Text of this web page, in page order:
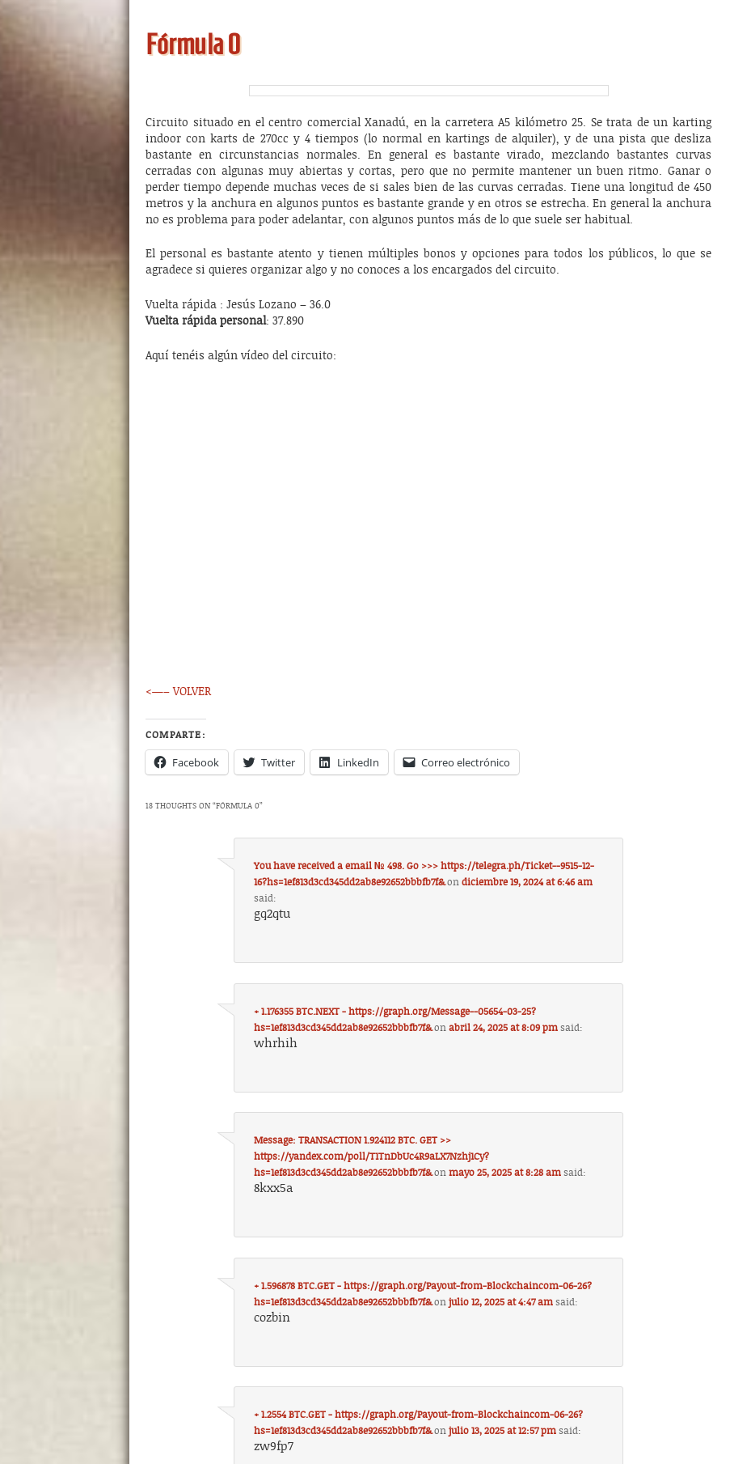
Fórmula 0
Circuito situado en el centro comercial Xanadú, en la carretera A5 kilómetro 25. Se trata de un karting
indoor con karts de 270cc y 4 tiempos (lo normal en kartings de alquiler), y de una pista que desliza
bastante en circunstancias normales. En general es bastante virado, mezclando bastantes curvas
cerradas con algunas muy abiertas y cortas, pero que no permite mantener un buen ritmo. Ganar o
perder tiempo depende muchas veces de si sales bien de las curvas cerradas. Tiene una longitud de 450
metros y la anchura en algunos puntos es bastante grande y en otros se estrecha. En general la anchura
no es problema para poder adelantar, con algunos puntos más de lo que suele ser habitual.
El personal es bastante atento y tienen múltiples bonos y opciones para todos los públicos, lo que se
agradece si quieres organizar algo y no conoces a los encargados del circuito.
Vuelta rápida : Jesús Lozano – 36.0
Vuelta rápida personal: 37.890
Aquí tenéis algún vídeo del circuito:
<—– VOLVER
COMPARTE:
Facebook Twitter LinkedIn Correo electrónico
18 THOUGHTS ON “FÓRMULA 0”
You have received a email № 498. Go >>> https://telegra.ph/Ticket--9515-12-
16?hs=1ef813d3cd345dd2ab8e92652bbbfb7f&ondiciembre 19, 2024 at 6:46 am
said:
gq2qtu
+ 1.176355 BTC.NEXT - https://graph.org/Message--05654-03-25?
hs=1ef813d3cd345dd2ab8e92652bbbfb7f&onabril 24, 2025 at 8:09 pm said:
whrhih
Message: TRANSACTION 1.924112 BTC. GET >>
https://yandex.com/poll/T1TnDbUc4R9aLX7Nzhj1Cy?
hs=1ef813d3cd345dd2ab8e92652bbbfb7f&onmayo 25, 2025 at 8:28 am said:
8kxx5a
+ 1.596878 BTC.GET - https://graph.org/Payout-from-Blockchaincom-06-26?
hs=1ef813d3cd345dd2ab8e92652bbbfb7f&onjulio 12, 2025 at 4:47 am said:
cozbin
+ 1.2554 BTC.GET - https://graph.org/Payout-from-Blockchaincom-06-26?
hs=1ef813d3cd345dd2ab8e92652bbbfb7f&onjulio 13, 2025 at 12:57 pm said:
zw9fp7